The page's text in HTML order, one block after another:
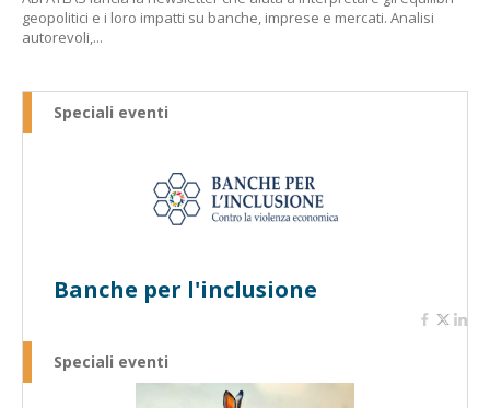
geopolitici e i loro impatti su banche, imprese e mercati. Analisi
autorevoli,...
Speciali eventi
Banche per l'inclusione
Speciali eventi